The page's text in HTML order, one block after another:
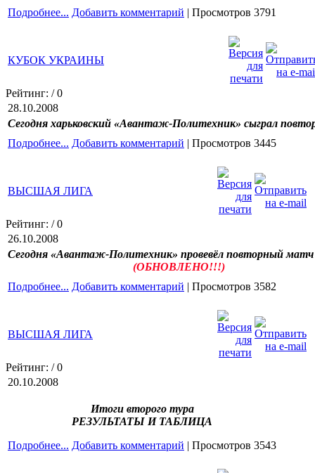
Подробнее... Добавить комментарий | Просмотров 3791
КУБОК УКРАИНЫ
Рейтинг: / 0
28.10.2008
Сегодня харьковский «Авантаж-Политехник» сыграл
Подробнее... Добавить комментарий | Просмотров 3445
ВЫСШАЯ ЛИГА
Рейтинг: / 0
26.10.2008
Сегодня «Авантаж-Политехник» провевёл повторный
(ОБНОВЛЕНО!!!)
Подробнее... Добавить комментарий | Просмотров 3582
ВЫСШАЯ ЛИГА
Рейтинг: / 0
20.10.2008
Итоги второго тура
РЕЗУЛЬТАТЫ И ТАБЛИЦА
Подробнее... Добавить комментарий | Просмотров 3543